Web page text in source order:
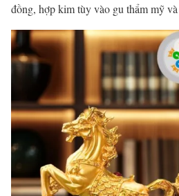
đồng, hợp kim tùy vào gu thẩm mỹ